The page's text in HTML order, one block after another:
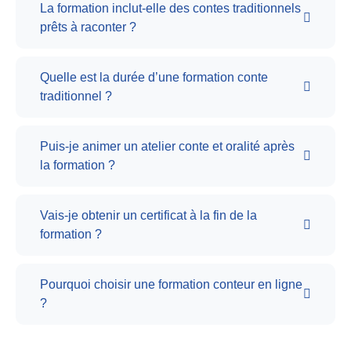
La formation inclut-elle des contes traditionnels
prêts à raconter ?
Quelle est la durée d’une formation conte
traditionnel ?
Puis-je animer un atelier conte et oralité après
la formation ?
Vais-je obtenir un certificat à la fin de la
formation ?
Pourquoi choisir une formation conteur en ligne
?